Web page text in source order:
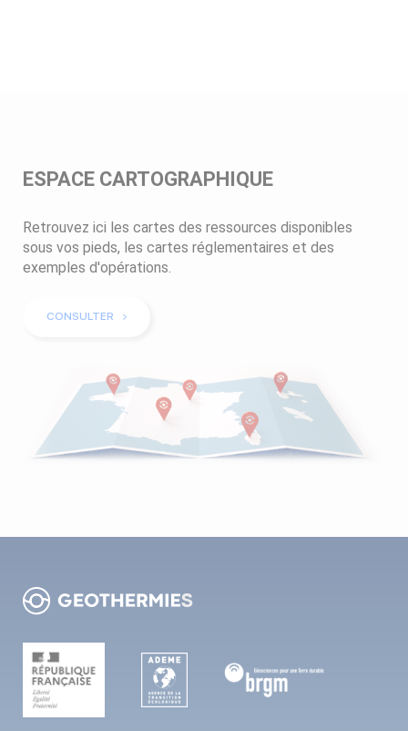
ESPACE CARTOGRAPHIQUE
Retrouvez ici les cartes des ressources disponibles
sous vos pieds, les cartes réglementaires et des
exemples d'opérations.
CONSULTER